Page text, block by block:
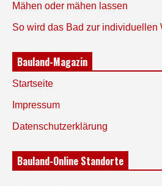
Mähen oder mähen lassen
So wird das Bad zur individuellen
Bauland-Magazin
Startseite
Impressum
Datenschutzerklärung
Bauland-Online Standorte